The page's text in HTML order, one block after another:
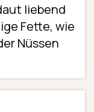
liebend
Fette, wie
Nüssen